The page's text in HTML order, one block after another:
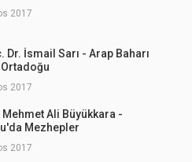
2017
Dr. İsmail Sarı - Arap Baharı
2017
Mehmet Ali Büyükkara -
Mezhepler
2017